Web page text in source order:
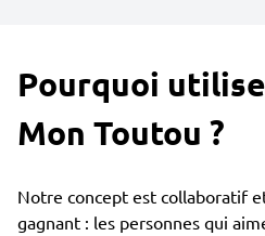
Pourquoi
Mon Toutou ?
Notre concept est collaboratif
gagnant : les personnes qui